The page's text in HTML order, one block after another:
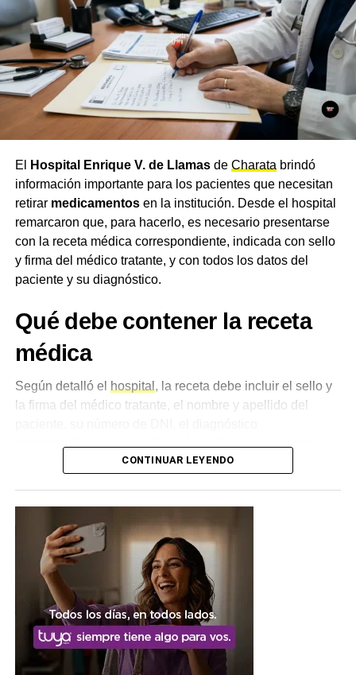
Quienes ya cuentan conTarjeta Tuyapueden habilitarla
de forma rápida a través de distintos canales: vía
telefónica, llamando al 0800-888-6224, o por WhatsApp
al número verificado 362-416-1290. Quienes aún no la
tienen pueden solicitarla de manera online a través del
formulario en la web oficial deNuevo Banco del Chacoo
en las sucursales de la entidad.
Desde NBCH remarcaron que nunca solicitará a sus
clientes simulaciones de préstamos, cambios de
contraseñas, instalación de aplicaciones o transferencias
de dinero, y recomendaron operar siempre a través de los
canales oficiales del banco.
El Hospital Enrique V. de Llamasde Charata brindó
información importante para los pacientes que necesitan
retirar medicamentosen la institución. Desde el hospital
remarcaron que, para hacerlo, es necesario presentarse
con la receta médica correspondiente, indicada con sello
y firma del médico tratante, y con todos los datos del
paciente y su diagnóstico.
Qué debe contener la receta
médica
Según detalló el hospital, la receta debe incluir el sello y
la firma del médico tratante, el nombre y apellido del
correspondiente. El cumplimiento de estos requisitos es
Qué hacer ante medicamentos
vencidos
Desde la institución también advirtieron que, en caso de
recibir medicamentos con lafecha de vencimiento
cumplida, los pacientes no deben utilizarlos y deben
dirigirse de manera inmediata al área de Recursos
CONTINUAR LEYENDO